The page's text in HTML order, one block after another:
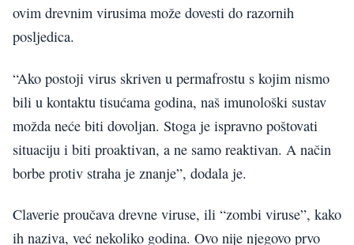
ovim drevnim virusima može dovesti do razornih
posljedica.
“Ako postoji virus skriven u permafrostu s kojim nismo
bili u kontaktu tisućama godina, naš imunološki sustav
možda neće biti dovoljan. Stoga je ispravno poštovati
situaciju i biti proaktivan, a ne samo reaktivan. A način
borbe protiv straha je znanje”, dodala je.
Claverie proučava drevne viruse, ili “zombi viruse”, kako
ih naziva, već nekoliko godina. Ovo nije njegovo prvo